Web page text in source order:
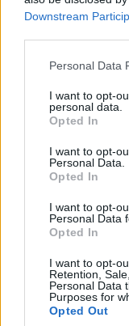
Downstream
Personal Data
I want to opt-
personal data.
Opted In
I want to opt-
Personal Data.
Opted In
I want to opt-
Personal Data
Opted In
I want to opt-
Retention,
Personal Data
Purposes for
Opted Out
Psicodelia
psicodelia,
tus noches
al firmamento
B C D
Z #